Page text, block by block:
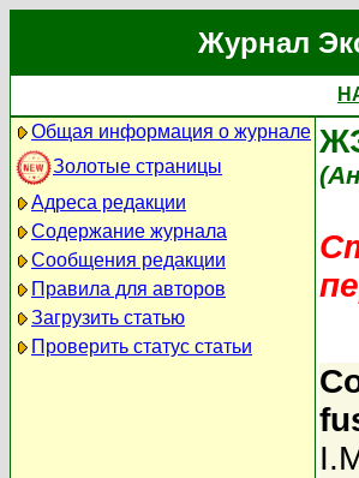
Журнал
Общая информация о журнале
Золотые страницы
Адреса редакции
Содержание журнала
Сообщения редакции
Правила для авторов
Загрузить статью
Проверить статус статьи